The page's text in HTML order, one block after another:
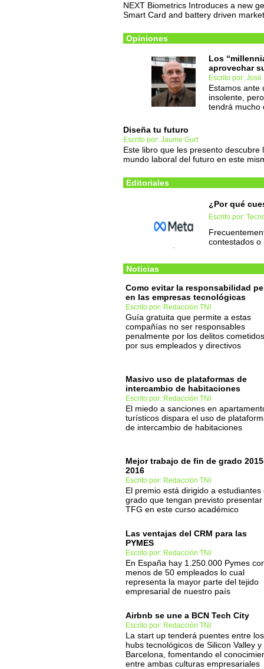
NEXT Biometrics Introduces a new
Smart Card and battery driven
Opiniones
Los
aprovechar
Escrito por:
Estamos ante
insolente,
tendrá mucho
Diseña tu futuro
Escrito por: Jaume Gurt
Este libro que les presento
mundo laboral del futuro en este
Editoriales
¿Por qué
Escrito por:
contestados o
Noticias
Como evitar la responsabilidad
en las empresas tecnológicas
Escrito por: Redacción TNI
Guía gratuita que permite a estas
compañías no ser responsables
penalmente por los delitos cometidos
por sus empleados y directivos
Masivo uso de plataformas de
intercambio de habitaciones
Escrito por: Redacción TNI
El miedo a sanciones en
turísticos dispara el uso de
de intercambio de habitaciones
Mejor trabajo de fin de grado
2016
Escrito por: Redacción TNI
El premio está dirigido a estudiantes
grado que tengan previsto presentar
TFG en este curso académico
Las ventajas del CRM para las
PYMES
Escrito por: Redacción TNI
En España hay 1.250.000 Pymes
menos de 50 empleados lo cual
representa la mayor parte del tejido
empresarial de nuestro país
Airbnb se une a BCN Tech City
Escrito por: Redacción TNI
La start up tenderá puentes entre los
hubs tecnológicos de Silicon Valley y
Barcelona, fomentando el
entre ambas culturas empresariales